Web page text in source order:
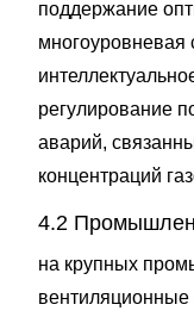
поддержание
многоуровневая
регулирование
аварий,
концентраций
4.2
на крупных
вентиляционные